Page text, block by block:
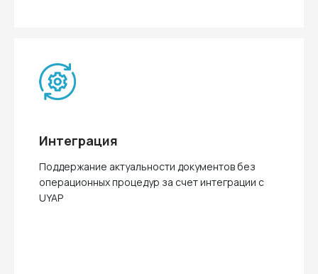
Интеграция
Поддержание актуальности документов без
операционных процедур за счет интеграции с
UYAP